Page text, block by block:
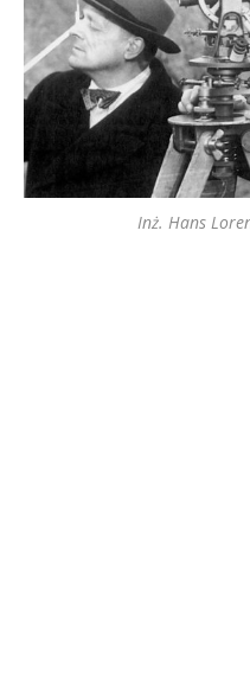
Inż. Hans